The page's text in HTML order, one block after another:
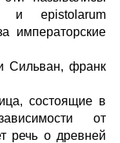
и epistolarum
императорские
Сильван, франк
состоящие в
от
речь о древней